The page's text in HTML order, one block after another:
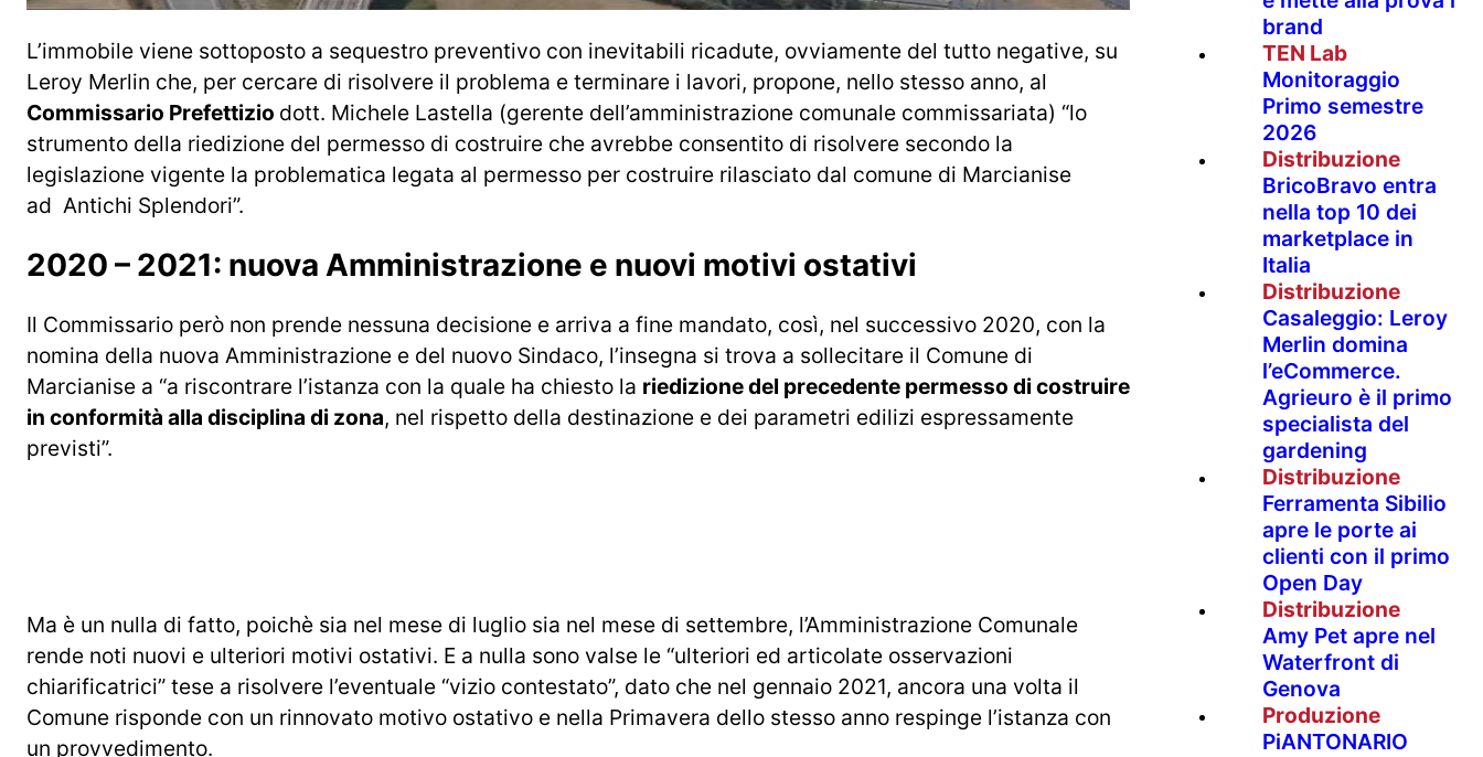
L’immobile viene sottoposto a sequestro preventivo con inevitabili ricadute, ovviamente del tutto negative, su
Leroy Merlin che, per cercare di risolvere il problema e terminare i lavori, propone, nello stesso anno, al
Commissario Prefettizio dott. Michele Lastella (gerente dell’amministrazione comunale commissariata) “lo
strumento della riedizione del permesso di costruire che avrebbe consentito di risolvere secondo la
legislazione vigente la problematica legata al permesso per costruire rilasciato dal comune di Marcianise
ad Antichi Splendori”.
2020 – 2021: nuova Amministrazione e nuovi motivi ostativi
Il Commissario però non prende nessuna decisione e arriva a fine mandato, così, nel successivo 2020, con la
nomina della nuova Amministrazione e del nuovo Sindaco, l’insegna si trova a sollecitare il Comune di
Marcianise a “a riscontrare l’istanza con la quale ha chiesto la riedizione del precedente permesso di costruire
in conformità alla disciplina di zona, nel rispetto della destinazione e dei parametri edilizi espressamente
previsti”.
Ma è un nulla di fatto, poichè sia nel mese di luglio sia nel mese di settembre, l’Amministrazione Comunale
rende noti nuovi e ulteriori motivi ostativi. E a nulla sono valse le “ulteriori ed articolate osservazioni
chiarificatrici” tese a risolvere l’eventuale “vizio contestato”, dato che nel gennaio 2021, ancora una volta il
Comune risponde con un rinnovato motivo ostativo e nella Primavera dello stesso anno respinge l’istanza con
un provvedimento.
brand
TEN Lab
Monitoraggio
Primo semestre
2026
Distribuzione
BricoBravo entra
nella top 10 dei
marketplace in
Italia
Distribuzione
Casaleggio: Leroy
Merlin domina
l’eCommerce.
Agrieuro è il primo
specialista del
gardening
Distribuzione
Ferramenta Sibilio
apre le porte ai
clienti con il primo
Open Day
Distribuzione
Amy Pet apre nel
Waterfront di
Genova
Produzione
PiANTONARIO